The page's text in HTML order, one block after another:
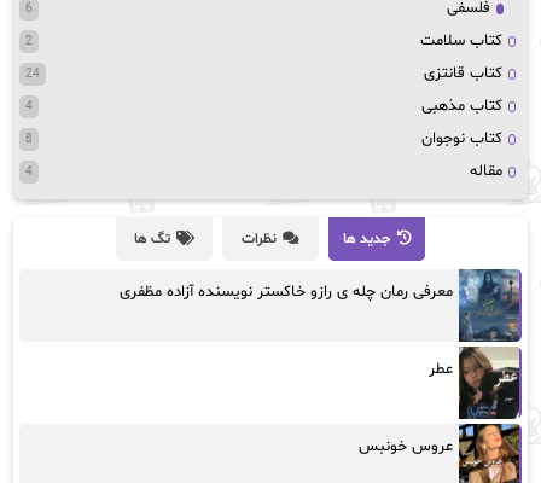
فلسفی 6
کتاب سلامت 2
کتاب قانتزی 24
کتاب مذهبی 4
کتاب نوجوان 8
مقاله 4
جدید ها نظرات تگ ها
معرفی رمان چله ی رازو خاکستر نویسنده آزاده مظفری
عطر
عروس خونبس